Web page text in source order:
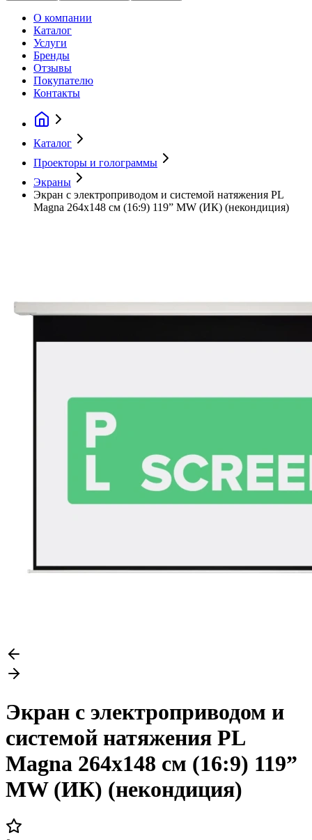
О компании
Каталог
Услуги
Бренды
Отзывы
Покупателю
Контакты
Каталог
Проекторы и голограммы
Экраны
Экран с электроприводом и системой натяжения PL
Magna 264x148 см (16:9) 119” MW (ИК) (некондиция)
Экран с электроприводом и
системой натяжения PL
Magna 264x148 см (16:9) 119”
MW (ИК) (некондиция)